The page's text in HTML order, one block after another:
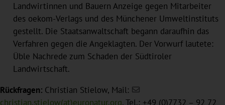
Landwirtinnen und Bauern Anzeige gegen Mitarbeiter
des oekom-Verlags und des Münchener Umweltinstituts
gestellt. Die Staatsanwaltschaft begann daraufhin das
Verfahren gegen die Angeklagten. Der Vorwurf lautete:
Üble Nachrede zum Schaden der Südtiroler
Landwirtschaft.
Rückfragen: Christian Stielow, Mail:
christian.stielow(at)euronatur.org, Tel.: +49 (0)7732 – 92 72